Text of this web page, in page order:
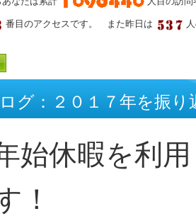
番目のアクセスです。 また昨日は
グ：２０１７年を振
始休暇を利
！